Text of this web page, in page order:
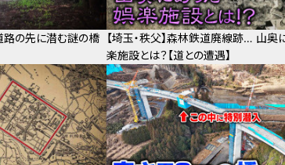
路の先に潜む謎の橋
【埼玉・秩父】森林鉄道廃線跡… 山奥
楽施設とは？【道との遭遇】